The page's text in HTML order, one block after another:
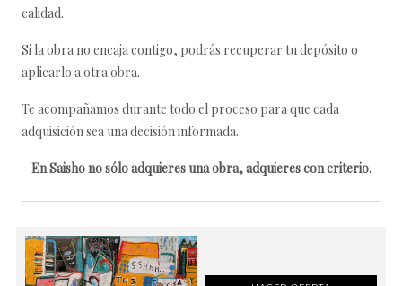
calidad.
Si la obra no encaja contigo, podrás recuperar tu depósito o
aplicarlo a otra obra.
Te acompañamos durante todo el proceso para que cada
adquisición sea una decisión informada.
En Saisho no sólo adquieres una obra, adquieres con criterio.